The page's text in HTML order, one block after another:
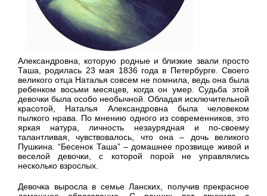
Александровна, которую родные и близкие звали просто
Таша, родилась 23 мая 1836 года в Петербурге. Своего
великого отца Наталья совсем не помнила, ведь она была
ребенком восьми месяцев, когда он умер. Судьба этой
девочки была особо необычной. Обладая исключительной
красотой, Наталья Александровна была человеком
пылкого нрава. По мнению одного из современников, это
яркая натура, личность незаурядная и по-своему
талантливая, чувствовалось, что она – дочь великого
Пушкина. “Бесенок Таша” – домашнее прозвище живой и
веселой девочки, с которой порой не управлялись
несколько взрослых.
Девочка выросла в семье Ланских, получив прекрасное